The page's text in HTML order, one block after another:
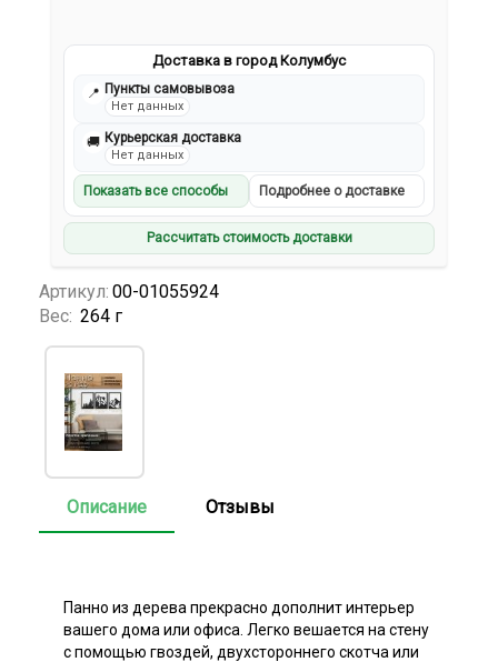
Доставка в город Колумбус
📍 Пункты самовывоза
Нет данных
🚚 Курьерская доставка
Нет данных
Показать все способы Подробнее о доставке
Рассчитать стоимость доставки
Артикул: 00-01055924
Вес: 264 г
Описание Отзывы
Панно из дерева прекрасно дополнит интерьер
вашего дома или офиса. Легко вешается на стену
с помощью гвоздей, двухстороннего скотча или